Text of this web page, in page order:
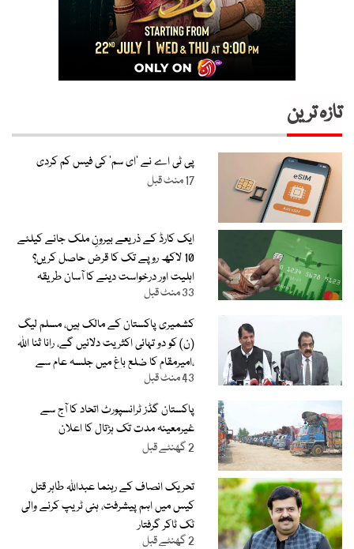
تازہ ترین
پی ٹی اے نے ’ای سم‘ کی فیس کم کردی
17 منٹ قبل
ایک کارڈ کے ذریعے بیرونِ ملک جانے کیلئے
10 لاکھ روپے تک کا قرض حاصل کریں؟
اہلیت اور درخواست دینے کا آسان طریقہ
جانیے
33 منٹ قبل
کشمیری پاکستان کے مالک ہیں، مسلم لیگ
(ن) کو دو تہائی اکثریت دلائیں گے، رانا ثنا اللہ
،امیرمقام کا ضلع باغ میں جلسہ عام سے
خطاب
43 منٹ قبل
پاکستان گڈز ٹرانسپورٹ اتحاد کا آج سے
غیرمعینہ مدت تک ہڑتال کا اعلان
2 گھنٹے قبل
تحریک انصاف کے رہنما عبداللہ طاہر قتل
کیس میں اہم پیشرفت، ہنی ٹریپ کرنے والی
ٹک ٹاکر گرفتار
2 گھنٹے قبل